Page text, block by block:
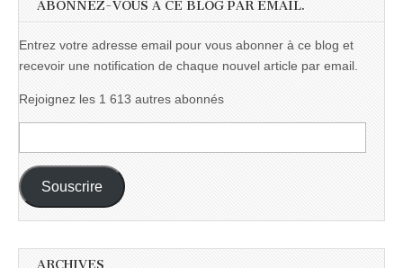
ABONNEZ-VOUS À CE BLOG PAR EMAIL.
Entrez votre adresse email pour vous abonner à ce blog et
recevoir une notification de chaque nouvel article par email.
Rejoignez les 1 613 autres abonnés
e-
mail :
Souscrire
ARCHIVES